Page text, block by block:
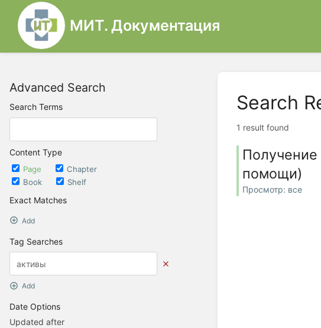
МИТ. Документация
Advanced Search
Search Terms
Content Type
Page
Chapter
Book
Shelf
Exact Matches
Add
Tag Searches
Add
Date Options
Updated after
Search
1 result found
помощи)
Просмотр: все